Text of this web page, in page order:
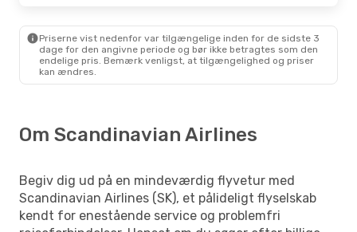
Priserne vist nedenfor var tilgængelige inden for de sidste 3
dage for den angivne periode og bør ikke betragtes som den
endelige pris. Bemærk venligst, at tilgængelighed og priser
kan ændres.
Om Scandinavian Airlines
Begiv dig ud på en mindeværdig flyvetur med
Scandinavian Airlines (SK), et pålideligt flyselskab
kendt for enestående service og problemfri